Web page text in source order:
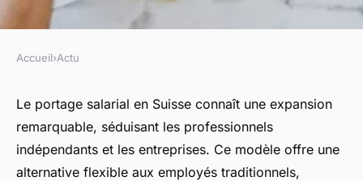
Le modèle d'expansion du
portage salarial en Suisse
révélé
Accueil›Actu
Le portage salarial en Suisse connaît une expansion
remarquable, séduisant les professionnels
indépendants et les entreprises. Ce modèle offre une
alternative flexible aux employés traditionnels,